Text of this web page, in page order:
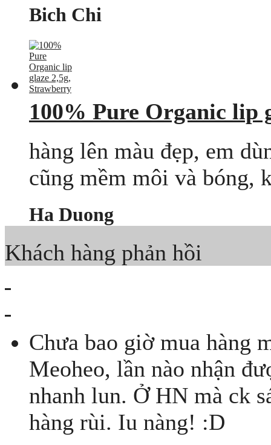
Bich Chi
100% Pure Organic lip
hàng lên màu đẹp, em
cũng mềm môi và bóng,
Ha Duong
Khách hàng phản hồi
Chưa bao giờ mua hàng
Meoheo, lần nào nhận
nhanh lun. Ở HN mà ck
hàng rùi. Iu nàng! :D